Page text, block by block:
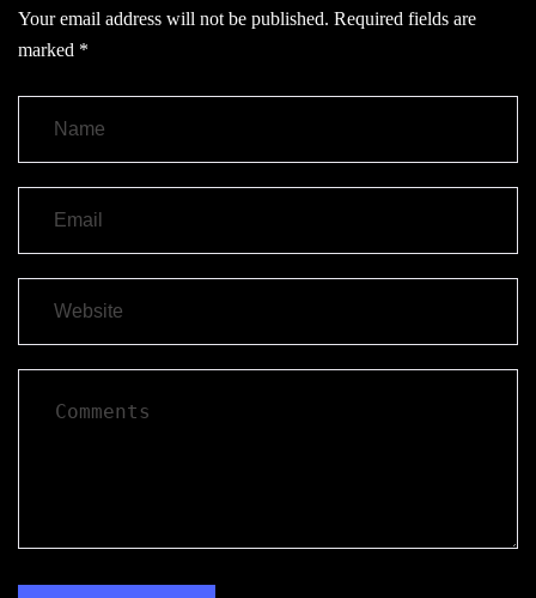
Your email address will not be published. Required fields are
marked *